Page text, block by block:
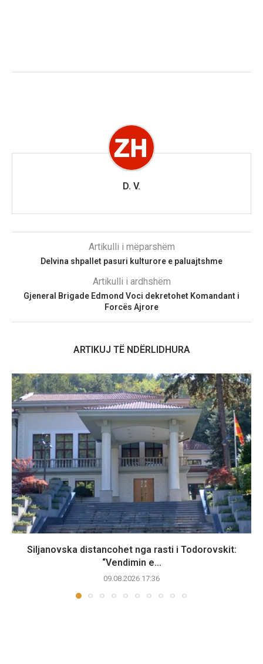
D. V.
Artikulli i mëparshëm
Delvina shpallet pasuri kulturore e paluajtshme
Artikulli i ardhshëm
Gjeneral Brigade Edmond Voci dekretohet Komandant i
Forcës Ajrore
ARTIKUJ TË NDËRLIDHURA
Siljanovska distancohet nga rasti i Todorovskit:
“Vendimin e...
09.08.2026 17:36